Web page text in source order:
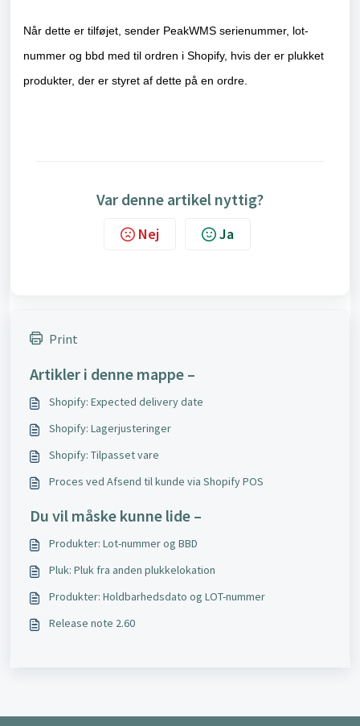
Når dette er tilføjet, sender PeakWMS serienummer, lot-
nummer og bbd med til ordren i Shopify, hvis der er plukket
produkter, der er styret af dette på en ordre.
Var denne artikel nyttig?
Nej Ja
Print
Artikler i denne mappe –
Shopify: Expected delivery date
Shopify: Lagerjusteringer
Shopify: Tilpasset vare
Proces ved Afsend til kunde via Shopify POS
Du vil måske kunne lide –
Produkter: Lot-nummer og BBD
Pluk: Pluk fra anden plukkelokation
Produkter: Holdbarhedsdato og LOT-nummer
Release note 2.60